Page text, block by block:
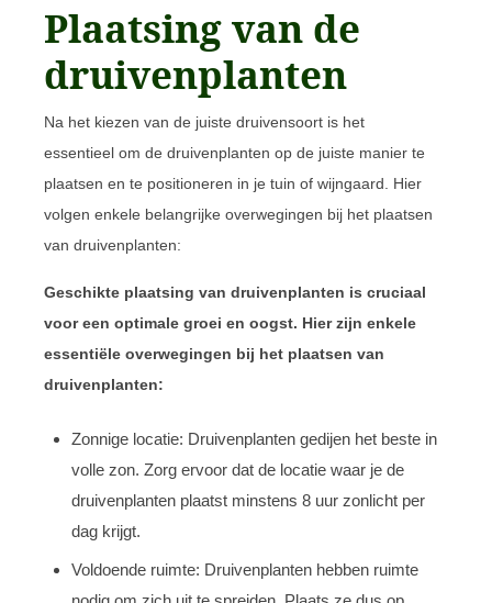
Plaatsing van de
druivenplanten
Na het kiezen van de juiste druivensoort is het
essentieel om de druivenplanten op de juiste manier te
plaatsen en te positioneren in je tuin of wijngaard. Hier
volgen enkele belangrijke overwegingen bij het plaatsen
van druivenplanten:
Geschikte plaatsing van druivenplanten is cruciaal
voor een optimale groei en oogst. Hier zijn enkele
essentiële overwegingen bij het plaatsen van
druivenplanten:
Zonnige locatie: Druivenplanten gedijen het beste in
volle zon. Zorg ervoor dat de locatie waar je de
druivenplanten plaatst minstens 8 uur zonlicht per
dag krijgt.
Voldoende ruimte: Druivenplanten hebben ruimte